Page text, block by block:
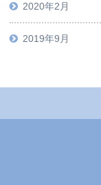
2020年2月
2019年9月